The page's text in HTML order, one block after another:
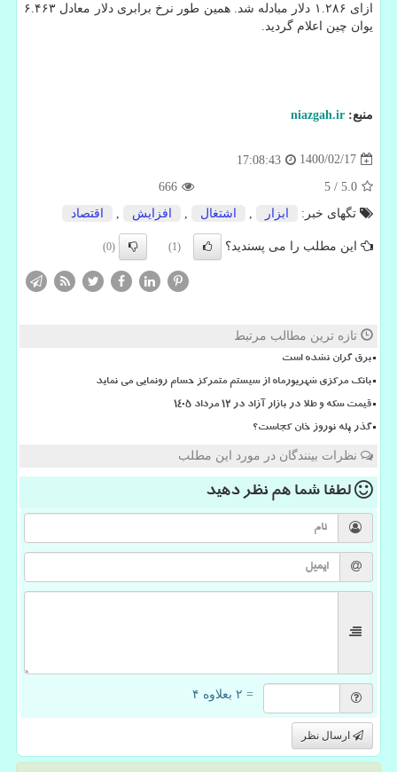
ازای ۱.۲۸۶ دلار مبادله شد. همین طور نرخ برابری دلار معادل ۶.۴۶۳
یوان چین اعلام گردید.
منبع: niazgah.ir
1400/02/17
17:08:43
5.0
/
5
666
تگهای خبر:
ابزار اشتغال افزایش اقتصاد
این مطلب را می پسندید؟ (1)
(0)
تازه ترین مطالب مرتبط
برق گران نشده است
بانک مرکزی شهریورماه از سیستم متمرکز حسام رونمایی می نماید
قیمت سکه و طلا در بازار آزاد در ۱۲ مرداد ۱۴۰۵
گذر پله نوروز خان کجاست؟
نظرات بینندگان در مورد این مطلب
لطفا شما همنظر دهید
= ۲ بعلاوه ۴
ارسال نظر